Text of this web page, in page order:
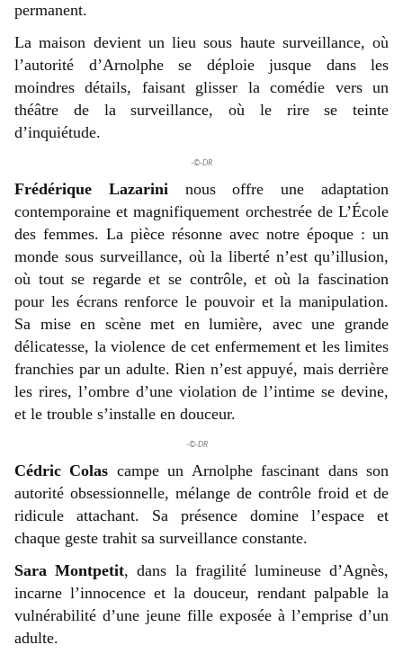
permanent.
La maison devient un lieu sous haute surveillance, où
l’autorité d’Arnolphe se déploie jusque dans les
moindres détails, faisant glisser la comédie vers un
théâtre de la surveillance, où le rire se teinte
d’inquiétude.
-©-DR
Frédérique Lazarini
nous offre une adaptation
contemporaine et magnifiquement orchestrée de L’École
des femmes. La pièce résonne avec notre époque : un
monde sous surveillance, où la liberté n’est qu’illusion,
où tout se regarde et se contrôle, et où la fascination
pour les écrans renforce le pouvoir et la manipulation.
Sa mise en scène met en lumière, avec une grande
délicatesse, la violence de cet enfermement et les limites
franchies par un adulte. Rien n’est appuyé, mais derrière
les rires, l’ombre d’une violation de l’intime se devine,
et le trouble s’installe en douceur.
-©-DR
Cédric Colas campe un Arnolphe fascinant dans son
autorité obsessionnelle, mélange de contrôle froid et de
ridicule attachant. Sa présence domine l’espace et
chaque geste trahit sa surveillance constante.
Sara Montpetit, dans la fragilité lumineuse d’Agnès,
incarne l’innocence et la douceur, rendant palpable la
vulnérabilité d’une jeune fille exposée à l’emprise d’un
adulte.